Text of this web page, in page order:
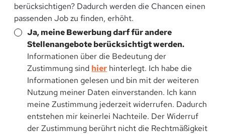
berücksichtigen? Dadurch werden die Chancen einen
passenden Job zu finden, erhöht.
Ja, meine Bewerbung darf für andere
Stellenangebote berücksichtigt werden.
Informationen über die Bedeutung der
Zustimmung sind hier hinterlegt. Ich habe die
Informationen gelesen und bin mit der weiteren
Nutzung meiner Daten einverstanden. Ich kann
meine Zustimmung jederzeit widerrufen. Dadurch
entstehen mir keinerlei Nachteile. Der Widerruf
der Zustimmung berührt nicht die Rechtmäßigkeit